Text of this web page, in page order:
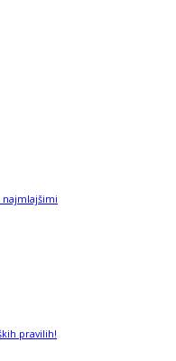
najmlajšimi
pravilih!